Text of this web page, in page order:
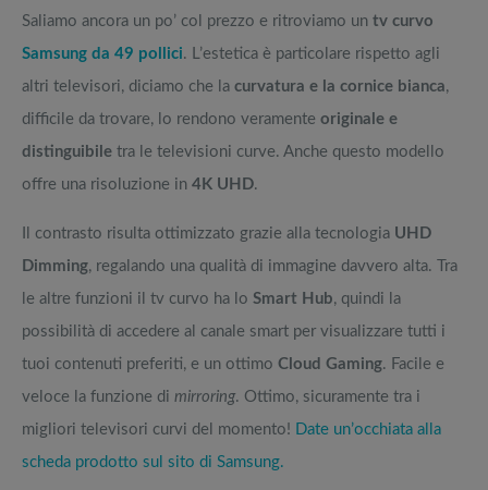
Saliamo ancora un po’ col prezzo e ritroviamo un tv curvo
Samsung da 49 pollici. L’estetica è particolare rispetto agli
altri televisori, diciamo che la curvatura e la cornice bianca,
difficile da trovare, lo rendono veramente originale e
distinguibile tra le televisioni curve. Anche questo modello
offre una risoluzione in 4K UHD.
Il contrasto risulta ottimizzato grazie alla tecnologia UHD
Dimming, regalando una qualità di immagine davvero alta. Tra
le altre funzioni il tv curvo ha lo Smart Hub, quindi la
possibilità di accedere al canale smart per visualizzare tutti i
tuoi contenuti preferiti, e un ottimo Cloud Gaming. Facile e
veloce la funzione di mirroring. Ottimo, sicuramente tra i
migliori televisori curvi del momento! Date un’occhiata alla
scheda prodotto sul sito di Samsung.